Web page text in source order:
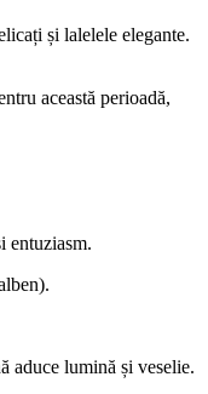
și lalelele elegante.
această perioadă,
entuziasm.
aduce lumină și veselie.